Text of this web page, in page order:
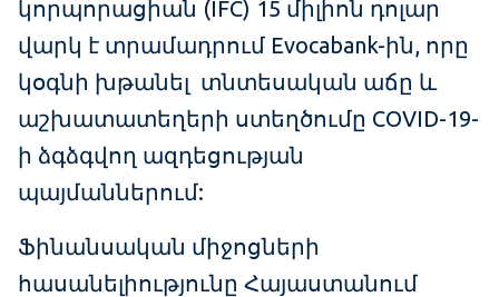
կորպորացիան (IFC) 15 միլիոն դոլար
վարկ է տրամադրում Evocabank-ին, որը
կօգնի խթանել տնտեսական աճը և
աշխատատեղերի ստեղծումը COVID-19-
ի ձգձգվող ազդեցության
պայմաններում:
Ֆինանսական միջոցների
հասանելիությունը Հայաստանում